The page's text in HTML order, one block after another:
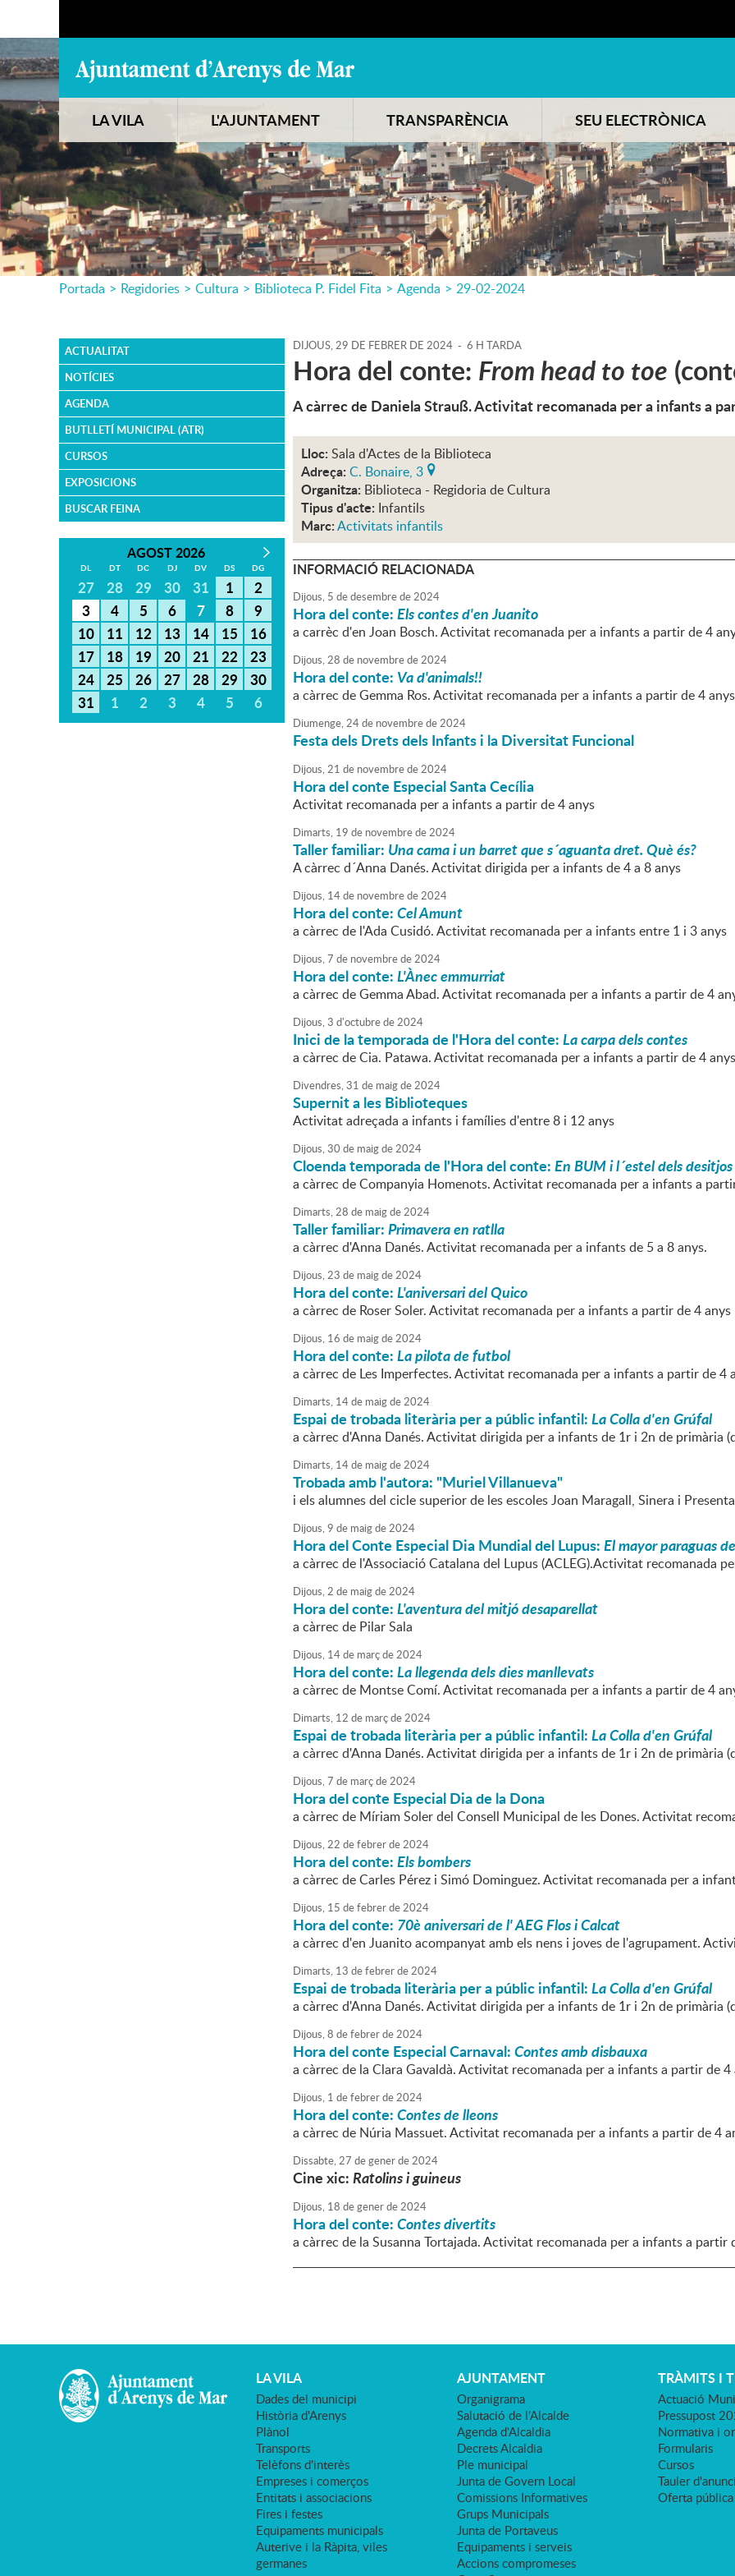
LA VILA L'AJUNTAMENT TRANSPARÈNCIA SEU ELECTRÒNICA
Portada > Regidories > Cultura > Biblioteca P. Fidel Fita > Agenda > 29-02-2024
ACTUALITAT
NOTÍCIES
AGENDA
BUTLLETÍ MUNICIPAL (ATR)
CURSOS
EXPOSICIONS
BUSCAR FEINA
AGOST 2026
DL DT DC DJ DV DS DG
27 28 29 30 31 1
2
3
4 5 6 7 8
9
10
11 12 13 14 15
16
17
18 19 20 21 22
23
24
25 26 27 28 29
30
31
1 2 3 4 5 6
DIJOUS,29 DE FEBRER DE 2024 - 6 H TARDA
Hora del conte: From head to toe
A càrrec de Daniela Strauß. Activitat recomanada per a infants a
Lloc: Sala d'Actes de la Biblioteca
Adreça: C. Bonaire, 3
Organitza: Biblioteca - Regidoria de Cultura
Tipus d'acte: Infantils
Marc:Activitats infantils
INFORMACIÓ RELACIONADA
Dijous, 5 dedesembrede2024
Hora del conte:Els contes d'en Juanito
a carrèc d'en Joan Bosch. Activitat recomanada per a infants a partir de 4
Dijous,28 de novembrede2024
Hora del conte: Va d'animals!!
a càrrec de Gemma Ros. Activitat recomanada per a infants a partir de 4 anys
Diumenge,24de novembrede2024
Festa dels Drets dels Infants i la Diversitat Funcional
Dijous,21 de novembrede2024
Hora del conte Especial Santa Cecília
Activitat recomanada per a infants a partir de 4 anys
Dimarts, 19 de novembrede2024
Taller familiar: Una cama i un barret que s´aguanta dret. Què és?
A càrrec d´Anna Danés. Activitat dirigida per a infants de 4 a 8 anys
Dijous, 14de novembrede2024
Hora del conte:Cel Amunt
a càrrec de l'Ada Cusidó. Activitat recomanada per a infants entre 1 i 3 anys
Dijous,7 de novembrede2024
Hora del conte:L'Ànec emmurriat
a càrrec de Gemma Abad. Activitat recomanada per a infants a partir de 4
Dijous,3 d'octubrede2024
Inici de la temporada de l'Hora del conte:La carpa dels contes
a càrrec de Cia. Patawa. Activitat recomanada per a infants a partir de 4
Divendres,31 de maigde2024
Supernit a les Biblioteques
Activitat adreçada a infants i famílies d'entre 8 i 12 anys
Dijous,30 de maigde2024
Cloenda temporada de l'Hora del conte:En BUM i l´estel dels desitjos
a càrrec de Companyia Homenots. Activitat recomanada per a infants a
Dimarts,28 de maigde2024
Taller familiar:Primavera en ratlla
a càrrec d'Anna Danés. Activitat recomanada per a infants de 5 a 8 anys.
Dijous,23 de maigde2024
Hora del conte:L'aniversari del Quico
a càrrec de Roser Soler. Activitat recomanada per a infants a partir de 4 anys
Dijous, 16 de maigde2024
Hora del conte:La pilota de futbol
a càrrec de Les Imperfectes. Activitat recomanada per a infants a partir de 4
Dimarts, 14de maigde2024
Espai de trobada literària per a públic infantil:La Colla d'en Grúfal
a càrrec d'Anna Danés. Activitat dirigida per a infants de 1r i 2n de primària
Dimarts, 14de maigde2024
Trobada amb l'autora: "Muriel Villanueva"
i els alumnes del cicle superior de les escoles Joan Maragall, Sinera i
Dijous,9 de maigde2024
Hora del Conte Especial Dia Mundial del Lupus:El mayor paraguas
a càrrec de l'Associació Catalana del Lupus (ACLEG).Activitat recomanada
Dijous,2 de maigde2024
Hora del conte:L'aventura del mitjó desaparellat
a càrrec de Pilar Sala
Dijous, 14de marçde2024
Hora del conte:La llegenda dels dies manllevats
a càrrec de Montse Comí. Activitat recomanada per a infants a partir de 4
Dimarts, 12 de marçde2024
Espai de trobada literària per a públic infantil:La Colla d'en Grúfal
a càrrec d'Anna Danés. Activitat dirigida per a infants de 1r i 2n de primària
Dijous,7 de marçde2024
Hora del conte Especial Dia de la Dona
a càrrec de Míriam Soler del Consell Municipal de les Dones. Activitat
Dijous,22 defebrerde2024
Hora del conte:Els bombers
a càrrec de Carles Pérez i Simó Dominguez. Activitat recomanada per a
Dijous, 15 defebrerde2024
Hora del conte: 70è aniversari de l' AEG Flos i Calcat
a càrrec d'en Juanito acompanyat amb els nens i joves de l'agrupament.
Dimarts, 13 defebrerde2024
Espai de trobada literària per a públic infantil:La Colla d'en Grúfal
a càrrec d'Anna Danés. Activitat dirigida per a infants de 1r i 2n de primària
Dijous,8 defebrerde2024
Hora del conte Especial Carnaval:Contes amb disbauxa
a càrrec de la Clara Gavaldà. Activitat recomanada per a infants a partir de 4
Dijous, 1 defebrerde2024
Hora del conte:Contes de lleons
a càrrec de Núria Massuet. Activitat recomanada per a infants a partir de 4
Dissabte,27 degenerde2024
Cine xic:Ratolins i guineus
Dijous, 18 degenerde2024
Hora del conte:Contes divertits
a càrrec de la Susanna Tortajada. Activitat recomanada per a infants a partir
LA VILA
Dades del municipi
Història d'Arenys
Plànol
Transports
Telèfons d'interès
Empreses i comerços
Entitats i associacions
Fires i festes
Equipaments municipals
Auterive i la Ràpita, viles
germanes
AJUNTAMENT
Organigrama
Salutació de l'Alcalde
Agenda d'Alcaldia
Decrets Alcaldia
Ple municipal
Junta de Govern Local
Comissions Informatives
Grups Municipals
Junta de Portaveus
Equipaments i serveis
Accions compromeses
TRÀMITS I
Actuació
Pressupost
Normativa i
Formularis
Cursos
Tauler
Oferta